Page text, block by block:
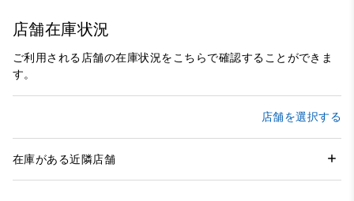
店舗在庫状況
ご利用される店舗の在庫状況をこちらで確認することができま
す。
店舗を選択する
在庫がある近隣店舗